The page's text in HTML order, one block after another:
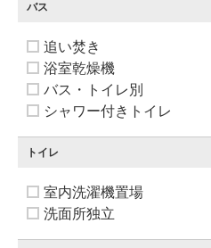
バス
追い焚き
浴室乾燥機
バス・トイレ別
シャワー付きトイレ
トイレ
室内洗濯機置場
洗面所独立